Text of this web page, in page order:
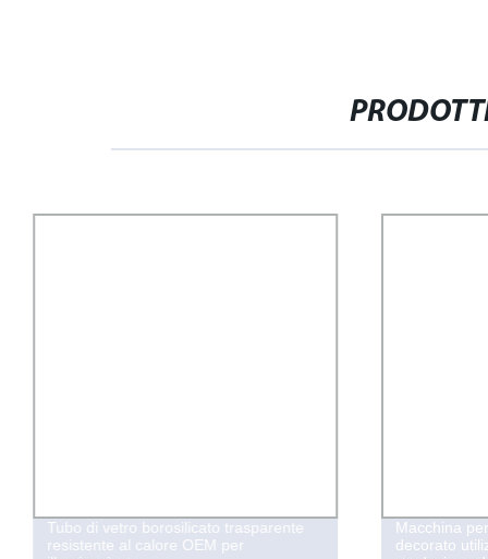
Tubo di vetro borosilicato trasparente
resistente al calore OEM per
Macchina
decorato